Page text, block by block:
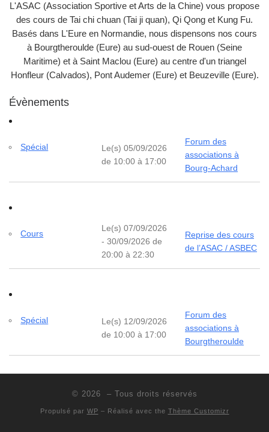
L'ASAC (Association Sportive et Arts de la Chine) vous propose
des cours de Tai chi chuan (Tai ji quan), Qi Qong et Kung Fu.
Basés dans L'Eure en Normandie, nous dispensons nos cours
à Bourgtheroulde (Eure) au sud-ouest de Rouen (Seine
Maritime) et à Saint Maclou (Eure) au centre d'un triangel
Honfleur (Calvados), Pont Audemer (Eure) et Beuzeville (Eure).
Évènements
Spécial
Le(s) 05/09/2026
de 10:00 à 17:00
Forum des
associations à
Bourg-Achard
Cours
Le(s) 07/09/2026
- 30/09/2026 de
20:00 à 22:30
Reprise des cours
de l’ASAC / ASBEC
Spécial
Le(s) 12/09/2026
de 10:00 à 17:00
Forum des
associations à
Bourgtheroulde
© 2026 – Tous droits réservés
Propulsé par WP – Réalisé avec the Thème Customizr